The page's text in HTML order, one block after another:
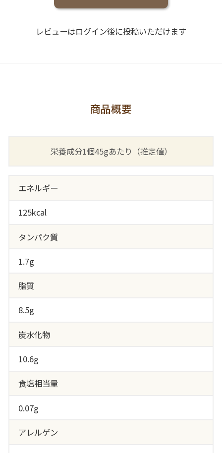
レビューはログイン後に投稿いただけます
商品概要
栄養成分1個45gあたり（推定値）
エネルギー
125kcal
タンパク質
1.7g
脂質
8.5g
炭水化物
10.6g
食塩相当量
0.07g
アレルゲン